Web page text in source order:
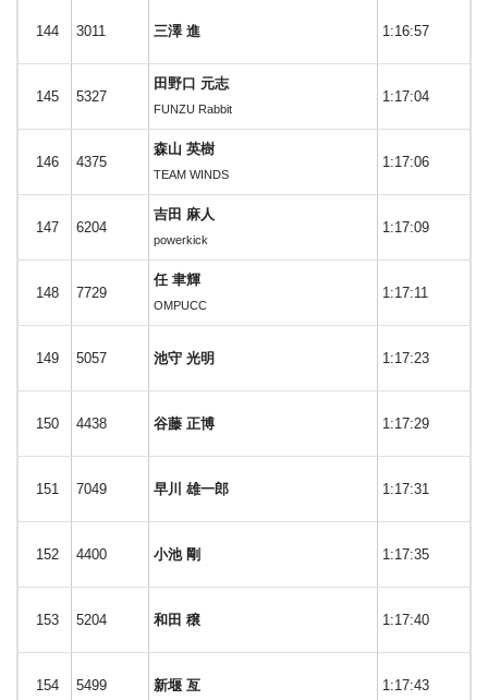
144 3011 三澤 進 1:16:57
145 5327
田野口 元志
FUNZU Rabbit
1:17:04
146 4375
森山 英樹
TEAM WINDS
1:17:06
147 6204
吉田 麻人
powerkick
1:17:09
148 7729
任 聿輝
OMPUCC
1:17:11
149 5057 池守 光明 1:17:23
150 4438 谷藤 正博 1:17:29
151 7049 早川 雄一郎 1:17:31
152 4400 小池 剛 1:17:35
153 5204 和田 穣 1:17:40
154 5499 新堰 亙 1:17:43